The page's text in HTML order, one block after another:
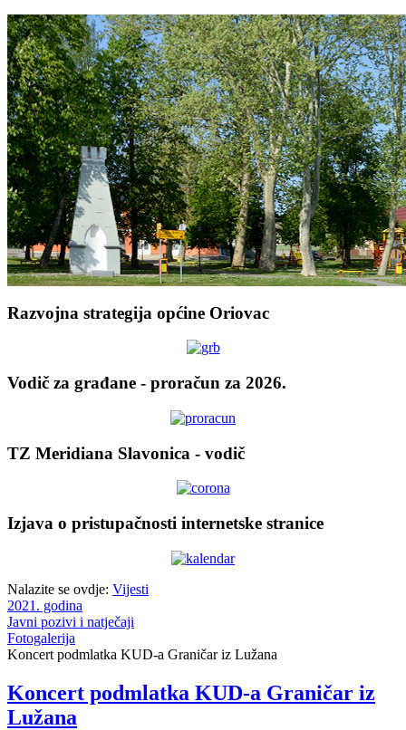
Razvojna strategija općine Oriovac
Vodič za građane - proračun za 2026.
TZ Meridiana Slavonica - vodič
Izjava o pristupačnosti internetske stranice
Nalazite se ovdje: Vijesti
2021. godina
Javni pozivi i natječaji
Fotogalerija
Koncert podmlatka KUD-a Graničar iz Lužana
Koncert podmlatka KUD-a Graničar iz
Lužana